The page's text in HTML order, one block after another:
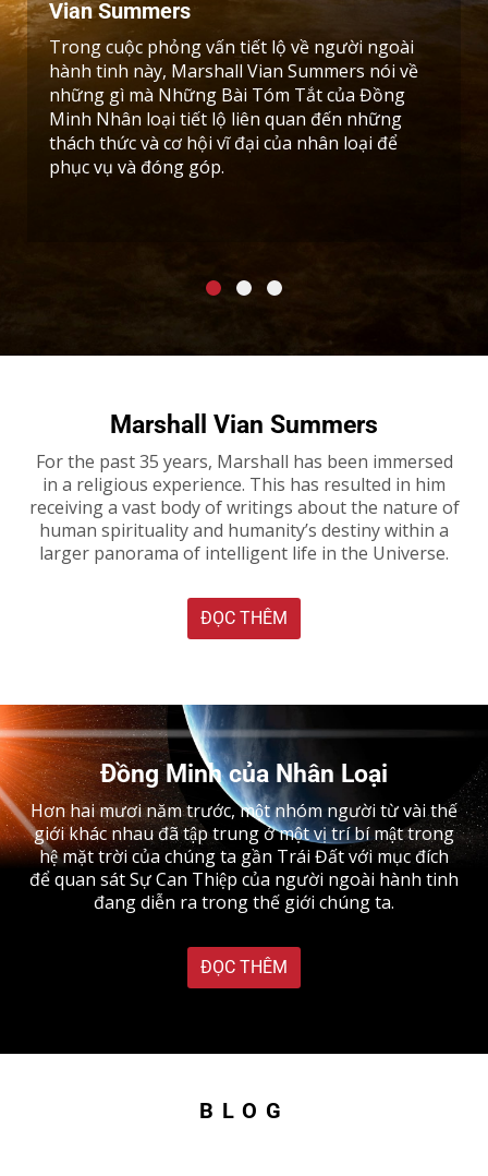
Vian Summers
Trong cuộc phỏng vấn tiết lộ về người ngoài
hành tinh này, Marshall Vian Summers nói về
những gì mà Những Bài Tóm Tắt của Đồng
Minh Nhân loại tiết lộ liên quan đến những
thách thức và cơ hội vĩ đại của nhân loại để
phục vụ và đóng góp.
Marshall Vian Summers
For the past 35 years, Marshall has been immersed
in a religious experience. This has resulted in him
receiving a vast body of writings about the nature of
human spirituality and humanity’s destiny within a
larger panorama of intelligent life in the Universe.
ĐỌC THÊM
Đồng Minh của Nhân Loại
Hơn hai mươi năm trước, một nhóm người từ vài thế
giới khác nhau đã tập trung ở một vị trí bí mật trong
hệ mặt trời của chúng ta gần Trái Đất với mục đích
để quan sát Sự Can Thiệp của người ngoài hành tinh
đang diễn ra trong thế giới chúng ta.
ĐỌC THÊM
BLOG